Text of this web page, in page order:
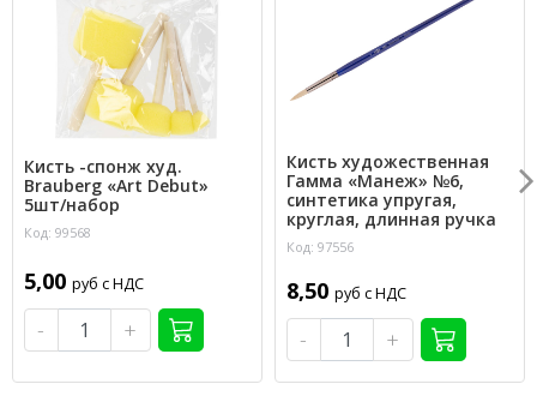
Кисть -спонж худ.
Brauberg «Art Debut»
5шт/набор
Код: 99568
5,00 руб с НДС
- +
Кисть художественная
Гамма «Манеж» №6,
синтетика упругая,
круглая, длинная ручка
Код: 97556
8,50 руб с НДС
- +